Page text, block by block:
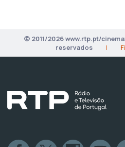
© 2011/2026 www.rtp.pt/
reservados
|